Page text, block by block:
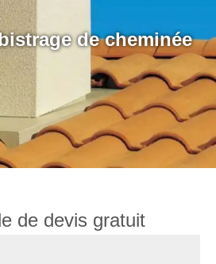
de cheminée
de devis gratuit